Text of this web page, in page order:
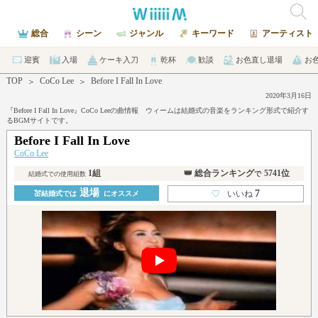
総合 シーン ジャンル キーワード アーティスト
迎賓 入場 ケーキ入刀 乾杯 歓談 お色直し退場 お
TOP ＞ CoCo Lee ＞ Before I Fall In Love
2020年3月16日
『Before I Fall In Love』CoCo Leeの曲情報 ウィームは結婚式の音楽をランキング形式で紹介す
るBGMサイトです。
Before I Fall In Love
CoCo Lee
結婚式での使用組数1組 👑 総合ランキングで 5741位
💒結婚式では退場 にオススメ ♡ いいね7